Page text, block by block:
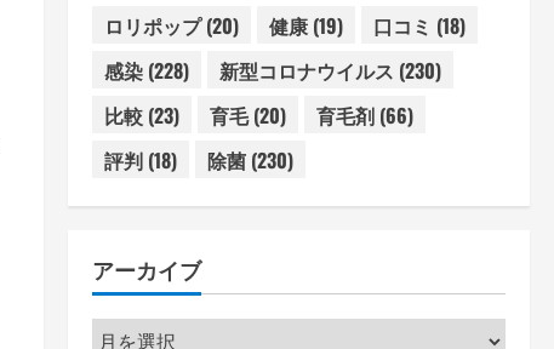
ロリポップ(20) 健康(19) 口コミ (18)
感染(228) 新型コロナウイルス (230)
比較(23) 育毛(20) 育毛剤(66)
評判(18) 除菌(230)
アーカイブ
ア